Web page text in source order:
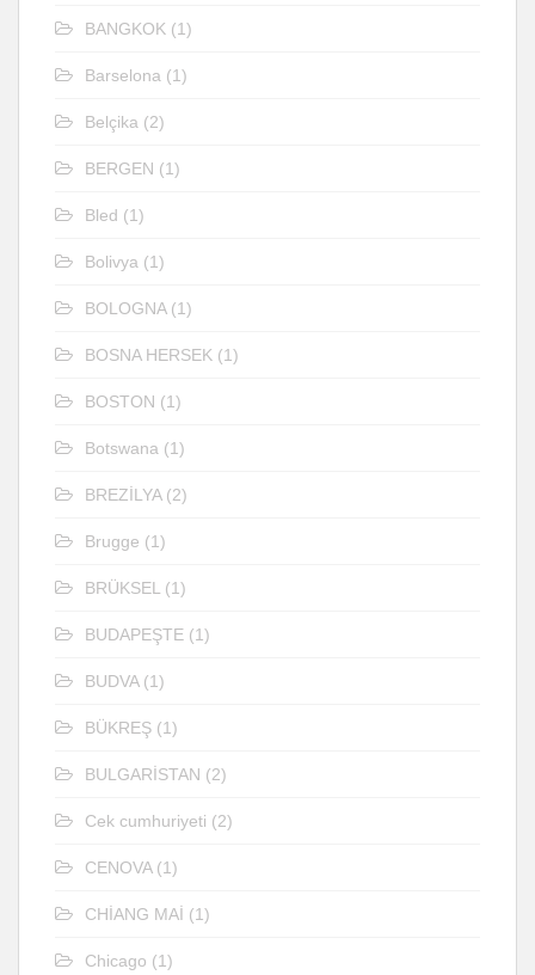
BANGKOK (1)
Barselona (1)
Belçika (2)
BERGEN (1)
Bled (1)
Bolivya (1)
BOLOGNA(1)
BOSNA HERSEK (1)
BOSTON (1)
Botswana (1)
BREZİLYA(2)
Brugge (1)
BRÜKSEL (1)
BUDAPEŞTE (1)
BUDVA(1)
BÜKREŞ (1)
BULGARİSTAN (2)
Cek cumhuriyeti (2)
CENOVA(1)
CHİANG MAİ (1)
Chicago (1)